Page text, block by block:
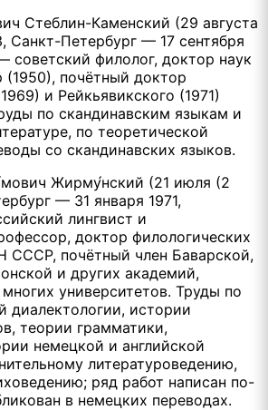
Стеблин-Каменский (29 августа
Санкт-Петербург — 17 сентября
советский филолог, доктор наук
(1950), почётный доктор
и Рейкьявикского (1971)
по скандинавским языкам и
по теоретической
со скандинавских языков.
Жирму́нский (21 июля (2
— 31 января 1971,
лингвист и
доктор филологических
СССР, почётный член Баварской,
и других академий,
университетов. Труды по
диалектологии, истории
теории грамматики,
немецкой и английской
литературоведению,
ряд работ написан по-
в немецких переводах.